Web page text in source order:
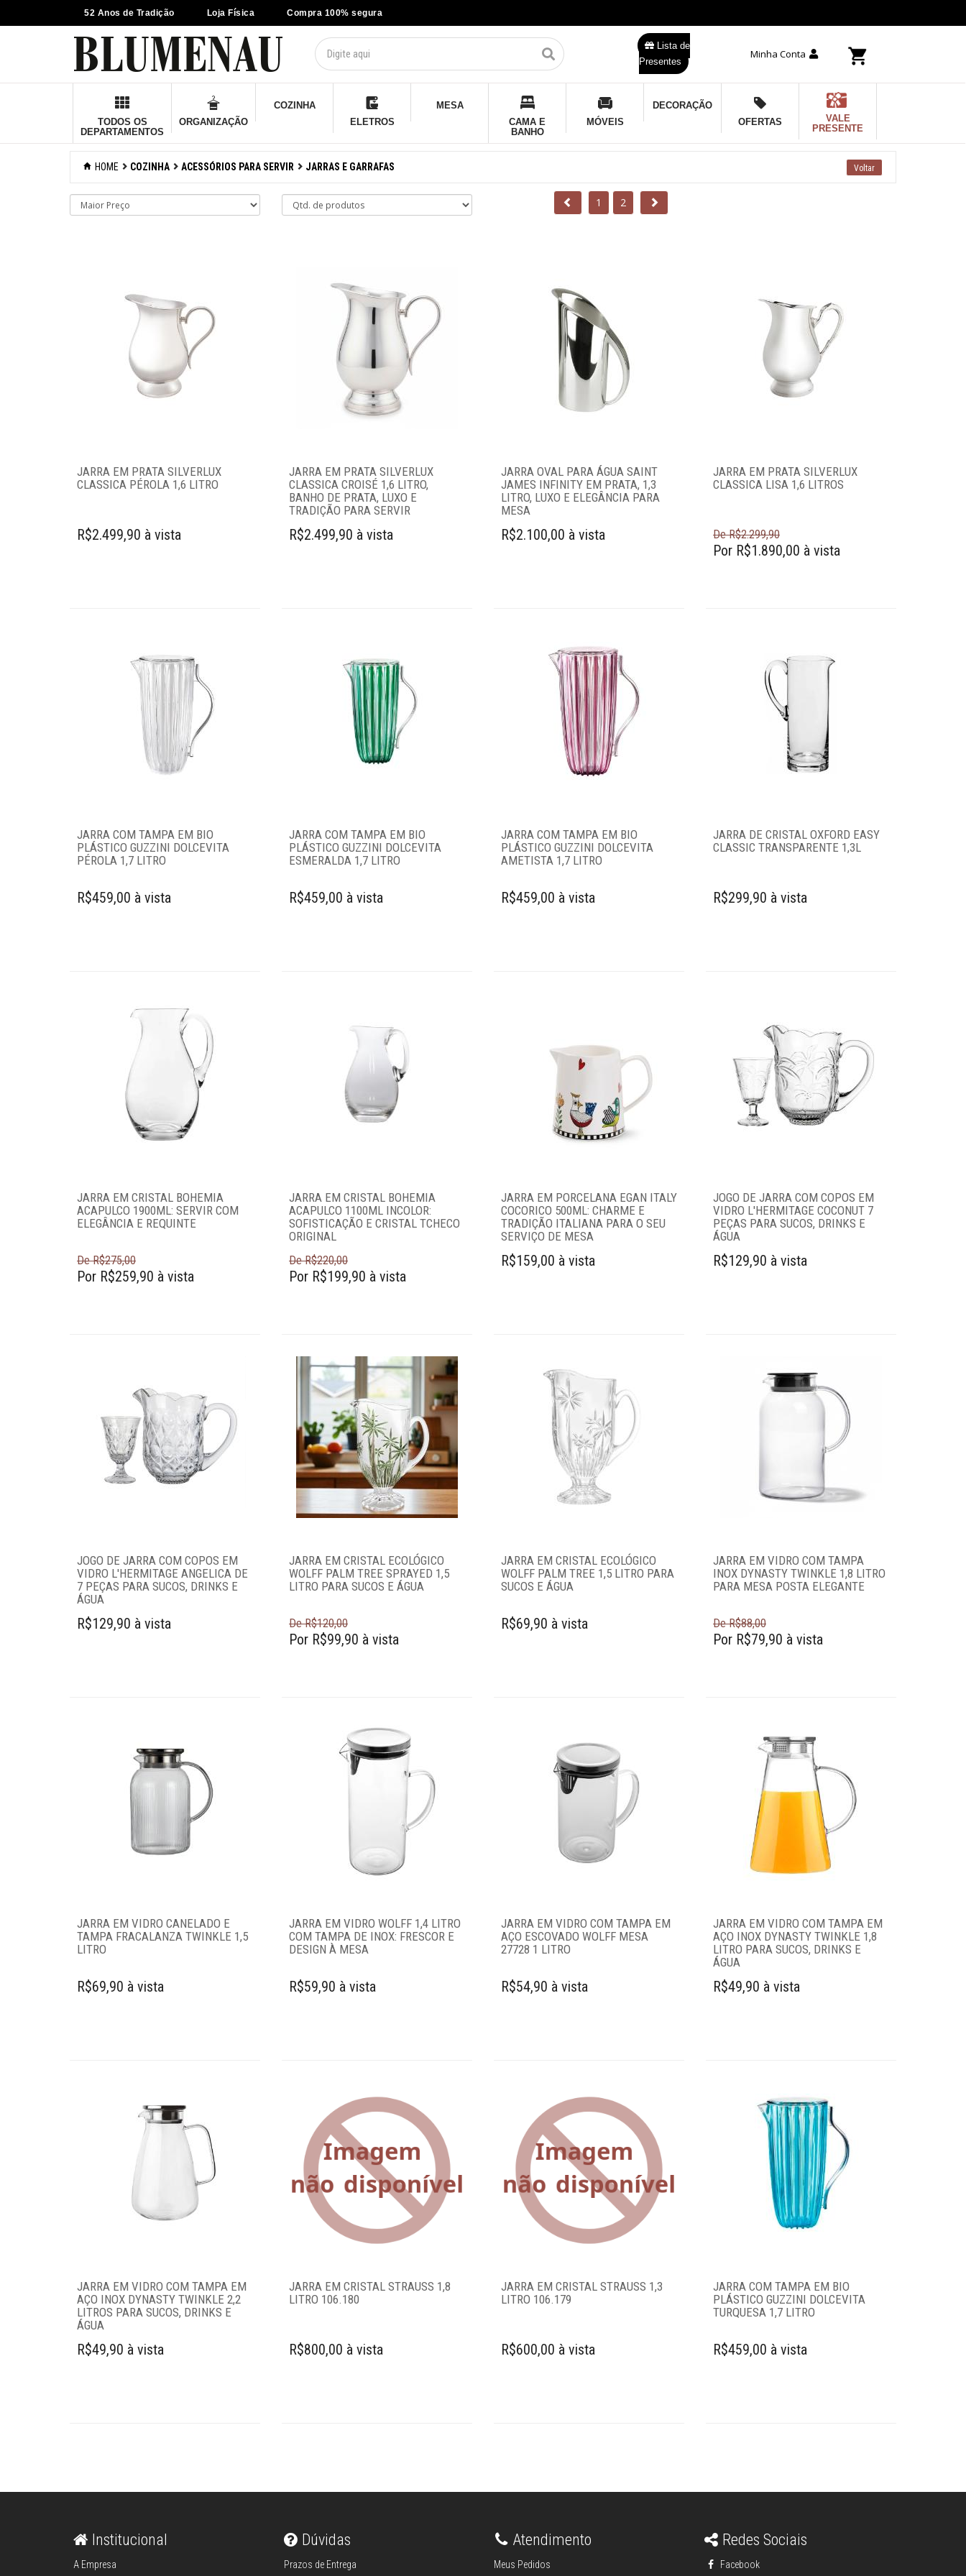
52 Anos de Tradição Loja Física Compra 100% segura
Lista de
Presentes
Minha Conta
×
Organização
Acessórios para
confeitaria
Acessórios para
Acessórios para
Cortadores de
squeezes
Jarras e garrafas
Cama e banho
Decoração
TODOS OS
DEPARTAMENTOS
ORGANIZAÇÃO
COZINHA
ELETROS
MESA
CAMA E
BANHO
MÓVEIS
DECORAÇÃO
OFERTAS
VALE
PRESENTE
HOME COZINHA ACESSÓRIOS PARA SERVIR JARRAS E GARRAFAS
1 2
JARRA EM PRATA SILVERLUX
CLASSICA PÉROLA 1,6 LITRO
R$2.499,90 à vista
JARRA EM PRATA SILVERLUX
CLASSICA CROISÉ 1,6 LITRO,
BANHO DE PRATA, LUXO E
TRADIÇÃO PARA SERVIR
R$2.499,90 à vista
JARRA OVAL PARA ÁGUA SAINT
JAMES INFINITY EM PRATA, 1,3
LITRO, LUXO E ELEGÂNCIA PARA
MESA
R$2.100,00 à vista
JARRA EM PRATA SILVERLUX
CLASSICA LISA 1,6 LITROS
De R$2.299,90
Por R$1.890,00 à vista
JARRA COM TAMPA EM BIO
PLÁSTICO GUZZINI DOLCEVITA
PÉROLA 1,7 LITRO
R$459,00 à vista
JARRA COM TAMPA EM BIO
PLÁSTICO GUZZINI DOLCEVITA
ESMERALDA 1,7 LITRO
R$459,00 à vista
JARRA COM TAMPA EM BIO
PLÁSTICO GUZZINI DOLCEVITA
AMETISTA 1,7 LITRO
R$459,00 à vista
JARRA DE CRISTAL OXFORD EASY
CLASSIC TRANSPARENTE 1,3L
R$299,90 à vista
JARRA EM CRISTAL BOHEMIA
ACAPULCO 1900ML: SERVIR COM
ELEGÂNCIA E REQUINTE
De R$275,00
Por R$259,90 à vista
JARRA EM CRISTAL BOHEMIA
ACAPULCO 1100ML INCOLOR:
SOFISTICAÇÃO E CRISTAL TCHECO
ORIGINAL
De R$220,00
Por R$199,90 à vista
JARRA EM PORCELANA EGAN ITALY
COCORICO 500ML: CHARME E
TRADIÇÃO ITALIANA PARA O SEU
SERVIÇO DE MESA
R$159,00 à vista
JOGO DE JARRA COM COPOS EM
VIDRO L'HERMITAGE COCONUT 7
PEÇAS PARA SUCOS, DRINKS E
ÁGUA
R$129,90 à vista
JOGO DE JARRA COM COPOS EM
VIDRO L'HERMITAGE ANGELICA DE
7 PEÇAS PARA SUCOS, DRINKS E
ÁGUA
R$129,90 à vista
JARRA EM CRISTAL ECOLÓGICO
WOLFF PALM TREE SPRAYED 1,5
LITRO PARA SUCOS E ÁGUA
De R$120,00
Por R$99,90 à vista
JARRA EM CRISTAL ECOLÓGICO
WOLFF PALM TREE 1,5 LITRO PARA
SUCOS E ÁGUA
R$69,90 à vista
JARRA EM VIDRO COM TAMPA
INOX DYNASTY TWINKLE 1,8 LITRO
PARA MESA POSTA ELEGANTE
De R$88,00
Por R$79,90 à vista
JARRA EM VIDRO CANELADO E
TAMPA FRACALANZA TWINKLE 1,5
LITRO
R$69,90 à vista
JARRA EM VIDRO WOLFF 1,4 LITRO
COM TAMPA DE INOX: FRESCOR E
DESIGN À MESA
R$59,90 à vista
JARRA EM VIDRO COM TAMPA EM
AÇO ESCOVADO WOLFF MESA
27728 1 LITRO
R$54,90 à vista
JARRA EM VIDRO COM TAMPA EM
AÇO INOX DYNASTY TWINKLE 1,8
LITRO PARA SUCOS, DRINKS E
ÁGUA
R$49,90 à vista
JARRA EM VIDRO COM TAMPA EM
AÇO INOX DYNASTY TWINKLE 2,2
LITROS PARA SUCOS, DRINKS E
ÁGUA
R$49,90 à vista
JARRA EM CRISTAL STRAUSS 1,8
LITRO 106.180
R$800,00 à vista
JARRA EM CRISTAL STRAUSS 1,3
LITRO 106.179
R$600,00 à vista
JARRA COM TAMPA EM BIO
PLÁSTICO GUZZINI DOLCEVITA
TURQUESA 1,7 LITRO
R$459,00 à vista
Institucional
A Empresa
Dúvidas
Prazos de Entrega
Atendimento
Meus Pedidos
Redes Sociais
Facebook